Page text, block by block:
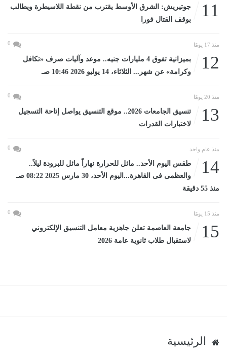
11
جوتيريش: الشرق الأوسط يقترب من نقطة اللاسيطرة ويطالب
بوقف القتال فورا
منذ 17 يومًا 0
12
بميزانية تفوق 4 مليارات جنيه.. موعد وآليات صرف «تكافل
وكرامة» عن شهر... الثلاثاء، 14 يوليو 2026 10:46 صـ
منذ 20 يومًا 0
13
تنسيق الجامعات 2026.. موقع التنسيق يواصل إتاحة التسجيل
لاختبارات القدرات
منذ عام واحد 0
14
طقس اليوم الأحد.. مائل للحرارة نهاراً مائل للبرودة ليلاً..
والعظمى فى القاهرة...اليوم الأحد، 30 مارس 2025 08:22 صـ
منذ 55 دقيقة
منذ 15 يومًا 0
15
جامعة العاصمة تعلن جاهزية معامل التنسيق الإلكتروني
لاستقبال طلاب ثانوية عامة 2026
الرئيسية